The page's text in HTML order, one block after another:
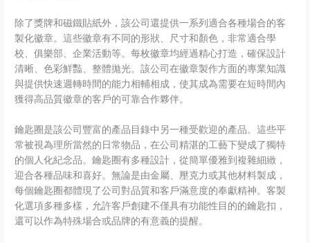
除了獎牌和磁鐵貼紙外，該公司還提供一系列適合各種場合的客
製化徽章。這些徽章有不同的形狀、尺寸和顏色，非常適合學
校、俱樂部、企業活動等。每枚徽章均經過精心打造，確保設計
清晰、色彩鮮豔、整體拋光。該公司在徽章製作方面的專業知識
與提供快速週轉時間的能力相輔相成，使其成為需要在短時間內
獲得高品質徽章的客戶的可靠合作夥伴。
鑰匙圈是該公司豐富的產品目錄中另一種受歡迎的產品。這些平
常被視為理所當然的日常物品，在公司精湛的工藝下變成了獨特
的個人化紀念品。鑰匙圈有多種設計，從簡單優雅到複雜細緻，
迎合各種品味和喜好。無論是由金屬、壓克力或其他材料製成，
每個鑰匙圈都體現了公司對品質和客戶滿意度的奉獻精神。客製
化選項多種多樣，允許客戶創建不僅具有功能性目的的鑰匙扣，
還可以作為特殊場合或品牌的有意義的提醒。